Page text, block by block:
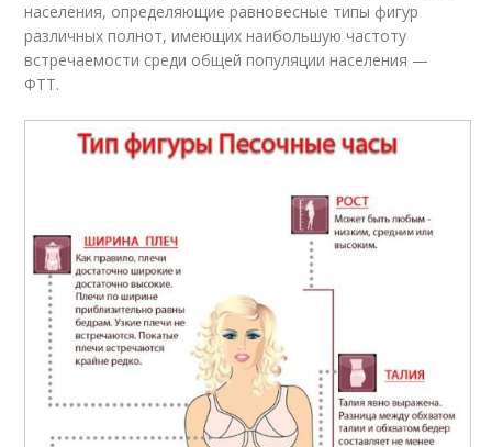
населения, определяющие равновесные типы фигур
различных полнот, имеющих наибольшую частоту
встречаемости среди общей популяции населения —
ФТТ.